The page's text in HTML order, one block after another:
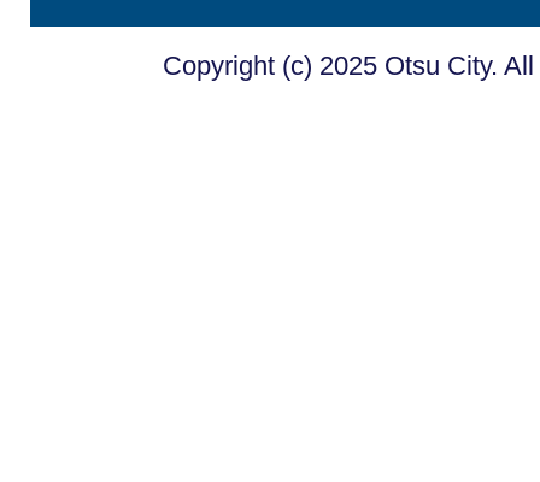
Copyright (c) 2025 Otsu City.